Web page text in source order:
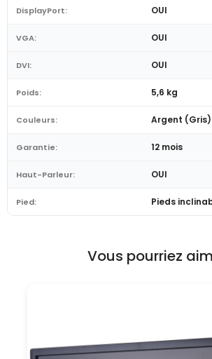
DisplayPort: OUI
VGA: OUI
DVI: OUI
Poids: 5,6 kg
Couleurs: Argent (Gris)
Garantie: 12 mois
Haut-Parleur: OUI
Pied:
Vous pourriez